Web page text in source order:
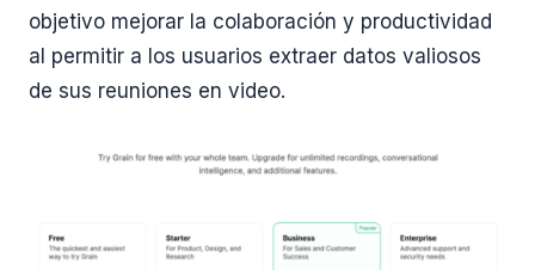
objetivo mejorar la colaboración y productividad
al permitir a los usuarios extraer datos valiosos
de sus reuniones en video.